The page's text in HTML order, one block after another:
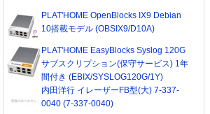
PLAT'HOME OpenBlocks IX9 Debian
10搭載モデル (OBSIX9/D10A)
PLAT'HOME EasyBlocks Syslog 120G
サブスクリプション(保守サービス) 1年
間付き (EBIX/SYSLOG120G/1Y)
内田洋行 イレーザーFB型(大) 7-337-
0040 (7-337-0040)